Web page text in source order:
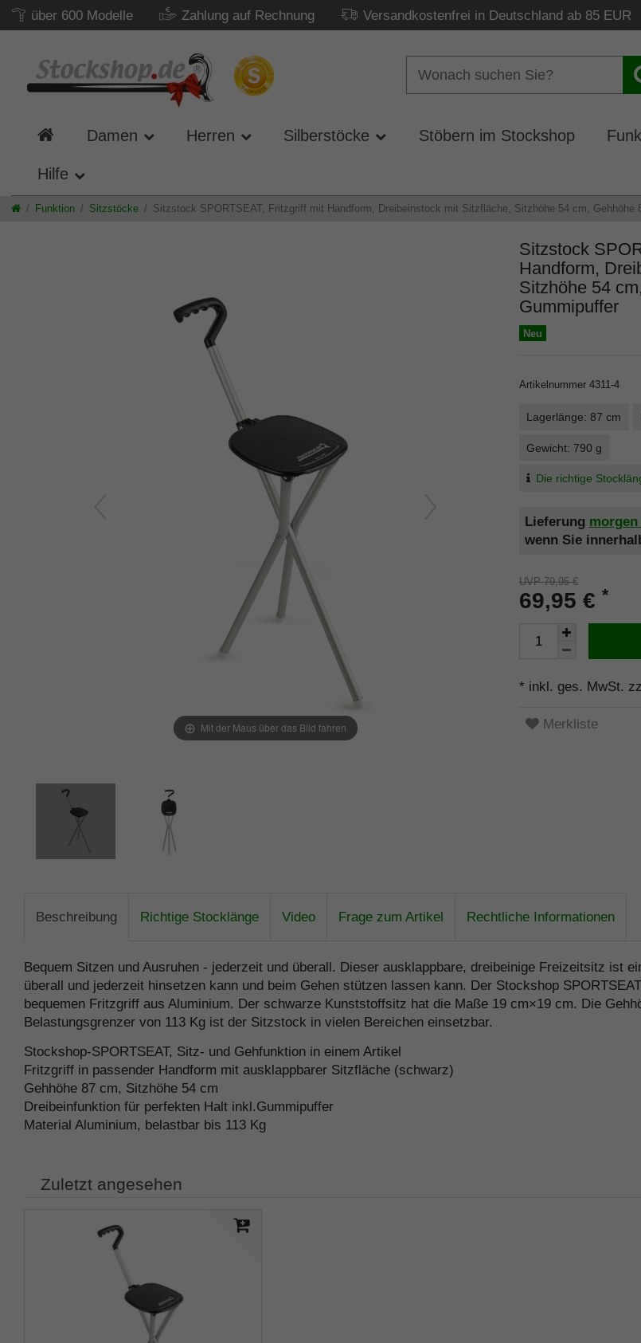
über 600 Modelle Zahlung auf Rechnung Versandkostenfrei in Deutschland ab 85 EUR
Damen Herren Silberstöcke Stöbern im Stockshop
Hilfe
Funktion Sitzstöcke Sitzstock SPORTSEAT, Fritzgriff mit Handform, Dreibeinstock mit Sitzfläche, Sitzhöhe 54 cm, Gehhöhe
Mit der Maus über das Bild fahren
Sitzstock
Handform,
Sitzhöhe 54
Gummipuffer
Neu
Artikelnummer 4311-4
Lagerlänge: 87 cm
Gewicht: 790 g
Die richtige
Lieferung morgen
wenn Sie
UVP 79,95 €
69,95 € *
* inkl. ges. MwSt.
Merkliste
Beschreibung Richtige Stocklänge Video Frage zum Artikel Rechtliche Informationen
Bequem Sitzen und Ausruhen - jederzeit und überall. Dieser ausklappbare, dreibeinige Freizeitsitz ist
überall und jederzeit hinsetzen kann und beim Gehen stützen lassen kann. Der Stockshop
bequemen Fritzgriff aus Aluminium. Der schwarze Kunststoffsitz hat die Maße 19 cm×19 cm. Die
Belastungsgrenzer von 113 Kg ist der Sitzstock in vielen Bereichen einsetzbar.
Stockshop-SPORTSEAT, Sitz- und Gehfunktion in einem Artikel
Fritzgriff in passender Handform mit ausklappbarer Sitzfläche (schwarz)
Gehhöhe 87 cm, Sitzhöhe 54 cm
Dreibeinfunktion für perfekten Halt inkl.Gummipuffer
Material Aluminium, belastbar bis 113 Kg
Zuletzt angesehen